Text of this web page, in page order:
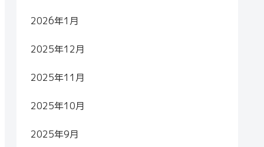
2026年1月
2025年12月
2025年11月
2025年10月
2025年9月